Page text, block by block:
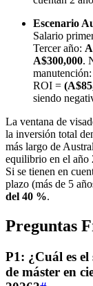
Escenario
Salario
Tercer año:
A$300,000.
ROI =
siendo
La ventana de
la inversión total
más largo de
equilibrio en el año
Si se tienen en
plazo (más de 5
del 40 %.
Preguntas
P1: ¿Cuál es
de máster en